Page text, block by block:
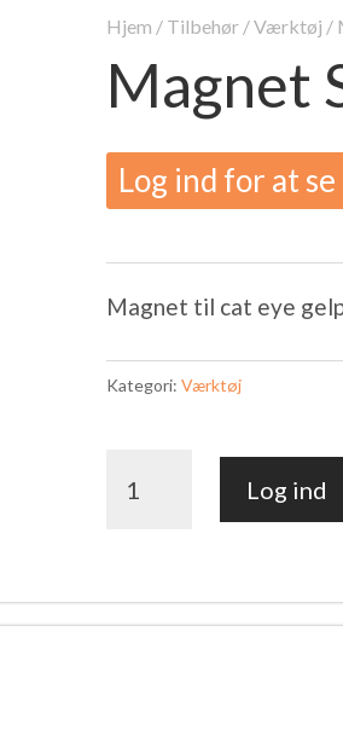
Hjem / Tilbehør /Værktøj /
Magnet
Log ind for at
Magnet til cat eye
Kategori:Værktøj
STRONG
antal
Log ind